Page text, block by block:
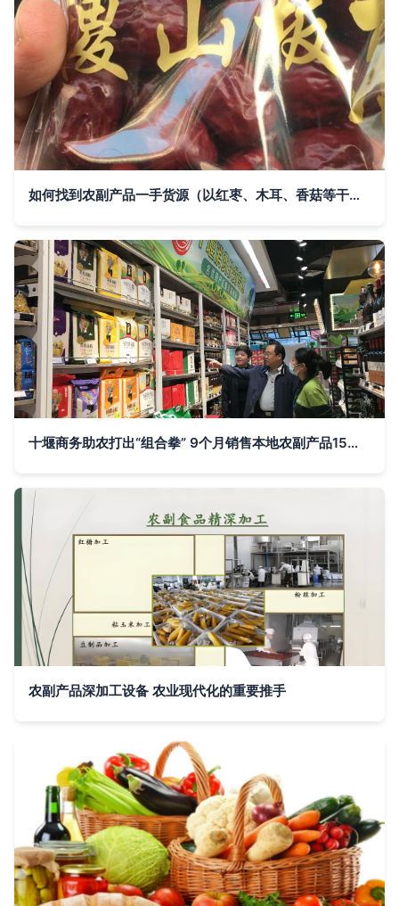
如何找到农副产品一手货源（以红枣、木耳、香菇等干货为例）
十堰商务助农打出“组合拳” 9个月销售本地农副产品15亿元的实践与启示
农副产品深加工设备 农业现代化的重要推手